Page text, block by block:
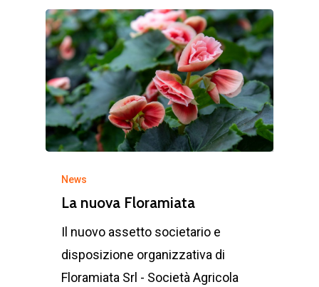
News
La nuova Floramiata
Il nuovo assetto societario e
disposizione organizzativa di
Floramiata Srl - Società Agricola